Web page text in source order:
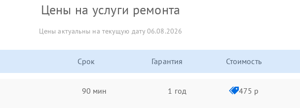
Цены на услуги ремонта
Цены актуальны на текущую дату 06.08.2026
Срок Гарантия Стоимость
90 мин 1 год 475 р